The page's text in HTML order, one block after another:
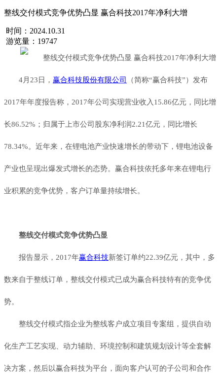
整线交付模式竞争优势凸显 赢合科技2017年净利大增
时间：2024.10.31
游览量：19747
4月23日， 赢合科技股份有限公司 （简称“赢合科技”）发布
2017年年度报告称，2017年公司实现营业收入15.86亿元，同比增
长86.52%；归属于上市公司股东净利润2.21亿元，同比增长
78.34%。近年来，在锂电池产业快速增长的带动下，锂电池设备
产业也呈现出爆发式增长的态势。赢合科技依托多年来在锂电行
业积累的竞争优势，客户订单量持续增长。
整线交付模式竞争优势凸显
报告显示，2017年赢合科技新签订单约22.39亿元，其中，多
数来自于整线订单，整线交付模式已成为赢合科技特有的竞争优
势。
整线交付模式指企业为整线客户成立项目专案组，提供自动
化生产工艺实现、动力辅助、环境控制和建筑规划设计等全套解
决方案，然后以赢合科技为平台，面向客户认可的子公司和合作